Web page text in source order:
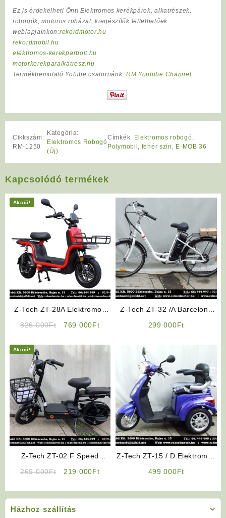
Házhoz szállítás
Ez is érdekelheti Önt! Elektromos kerékpárok, alkatrészek,
robogók, motoros ruházat, kiegészítők fellelhetőek
weblapjainkon:rekordmotor.hu
rekordmobil.hu
elektromos-kerekparbolt.hu
motorkerekparalkatresz.hu
Termékbemutató Yotube csatornánk: RM Youtube Channel
Cikkszám:
RM-1250
Kategória:
Elektromos Robogó
(Új)
Címkék: Elektromos robogó
Polymobil
fehér szín E-MOB 36
Kapcsolódó termékek
Akció!
Z-Tech ZT-28A Elektromos
826 000Ft
Original
was:
826
000Ft.
769 000FtCurrent
is:
Z-Tech ZT-32 /A Barcelona
299 000Ft
Akció!
Z-Tech ZT-02 F Speed
269 000Ft
Original
was:
000Ft.
219 000FtCurrent
is:
Z-Tech ZT-15 / D Elektromos
499 000Ft